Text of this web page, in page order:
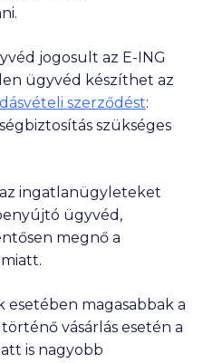
jogosult az E-ING
ügyvéd készíthet az
szerződést:
szükséges
ingatlanügyleteket
ügyvéd,
megnő a
esetében magasabbak a
történő vásárlás esetén a
is nagyobb